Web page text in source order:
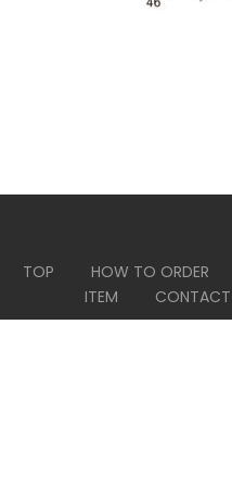
TOP HOW TO ORDER
ITEM
CONTACT